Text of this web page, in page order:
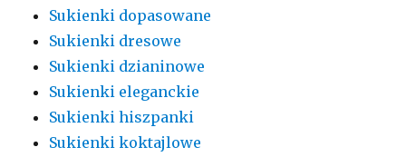
Sukienki dopasowane
Sukienki dresowe
Sukienki dzianinowe
Sukienki eleganckie
Sukienki hiszpanki
Sukienki koktajlowe